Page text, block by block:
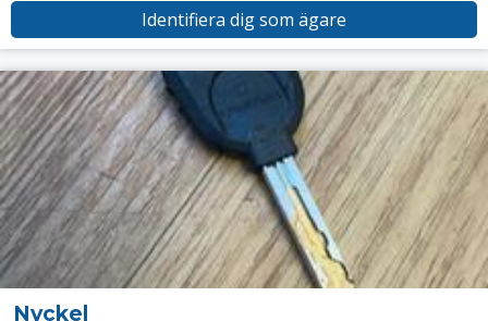
Identifiera dig som ägare
Nyckel